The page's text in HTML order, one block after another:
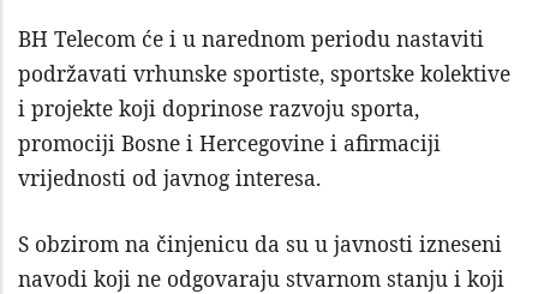
BH Telecom će i u narednom periodu nastaviti
podržavati vrhunske sportiste, sportske kolektive
i projekte koji doprinose razvoju sporta,
promociji Bosne i Hercegovine i afirmaciji
vrijednosti od javnog interesa.
S obzirom na činjenicu da su u javnosti izneseni
navodi koji ne odgovaraju stvarnom stanju i koji